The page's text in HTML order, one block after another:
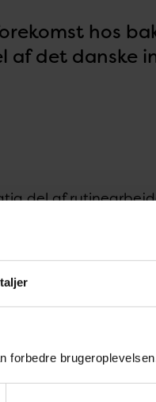
forbedre
hos
af det danske
del af
bliver bakterier i
svar bruges af
De samlede
og danner
til at opdage og
analyser indgår
Serum Institut